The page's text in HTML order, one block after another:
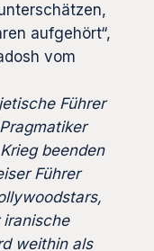
aufgehört“,
vom
Führer
beenden
Führer
weithin als